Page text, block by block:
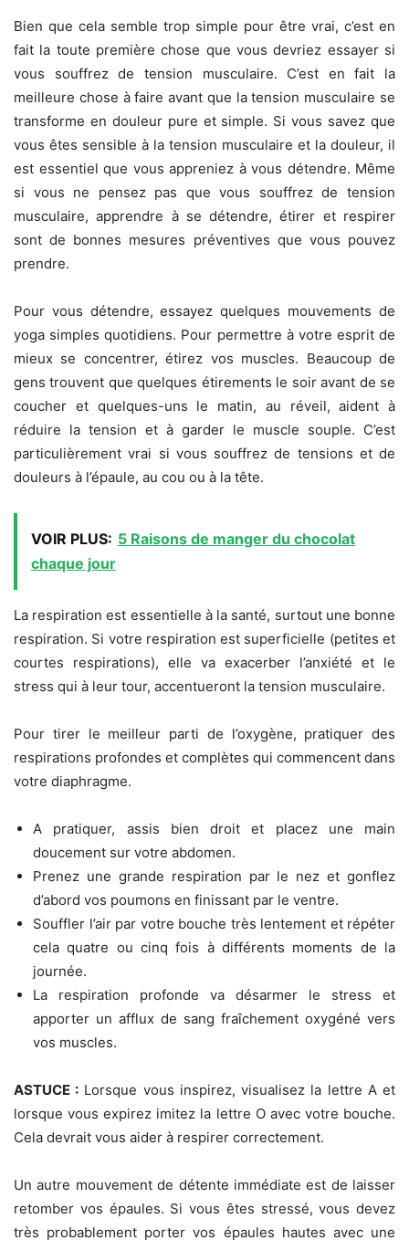
Bien que cela semble trop simple pour être vrai, c’est en
fait la toute première chose que vous devriez essayer si
vous souffrez de tension musculaire. C’est en fait la
meilleure chose à faire avant que la tension musculaire se
transforme en douleur pure et simple. Si vous savez que
vous êtes sensible à la tension musculaire et la douleur, il
est essentiel que vous appreniez à vous détendre. Même
si vous ne pensez pas que vous souffrez de tension
musculaire, apprendre à se détendre, étirer et respirer
sont de bonnes mesures préventives que vous pouvez
prendre.
Pour vous détendre, essayez quelques mouvements de
yoga simples quotidiens. Pour permettre à votre esprit de
mieux se concentrer, étirez vos muscles. Beaucoup de
gens trouvent que quelques étirements le soir avant de se
coucher et quelques-uns le matin, au réveil, aident à
réduire la tension et à garder le muscle souple. C’est
particulièrement vrai si vous souffrez de tensions et de
douleurs à l’épaule, au cou ou à la tête.
VOIR PLUS: 5 Raisons de manger du chocolat
chaque jour
La respiration est essentielle à la santé, surtout une bonne
respiration. Si votre respiration est superficielle (petites et
courtes respirations), elle va exacerber l’anxiété et le
stress qui à leur tour, accentueront la tension musculaire.
Pour tirer le meilleur parti de l’oxygène, pratiquer des
respirations profondes et complètes qui commencent dans
votre diaphragme.
A pratiquer, assis bien droit et placez une main
doucement sur votre abdomen.
Prenez une grande respiration par le nez et gonflez
d’abord vos poumons en finissant par le ventre.
Souffler l’air par votre bouche très lentement et répéter
cela quatre ou cinq fois à différents moments de la
journée.
La respiration profonde va désarmer le stress et
apporter un afflux de sang fraîchement oxygéné vers
vos muscles.
ASTUCE : Lorsque vous inspirez, visualisez la lettre A et
lorsque vous expirez imitez la lettre O avec votre bouche.
Cela devrait vous aider à respirer correctement.
Un autre mouvement de détente immédiate est de laisser
retomber vos épaules. Si vous êtes stressé, vous devez
très probablement porter vos épaules hautes avec une